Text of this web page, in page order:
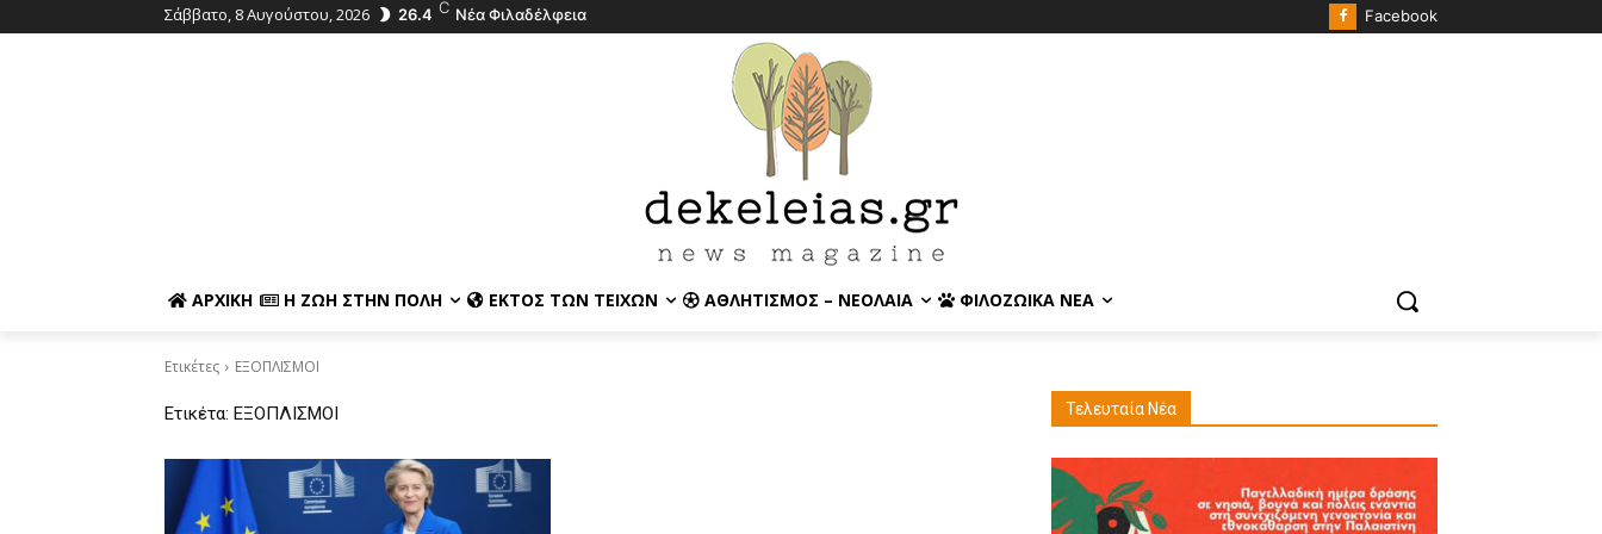
Σάββατο, 8 Αυγούστου, 2026 26.4 C Νέα Φιλαδέλφεια Facebook
ΑΡΧΙΚΉ Η ΖΩΉ ΣΤΗΝ ΠΌΛΗ ΕΚΤΌΣ ΤΩΝ ΤΕΙΧΏΝ ΑΘΛΗΤΙΣΜΌΣ – ΝΕΟΛΑΊΑ ΦΙΛΟΖΩΙΚΆ ΝΈΑ
Ετικέτες ΕΞΟΠΛΙΣΜΟΙ
Ετικέτα: ΕΞΟΠΛΙΣΜΟΙ Τελευταία Νέα